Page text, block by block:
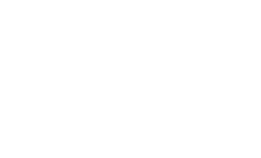
cookies om inhoud en advertenties te personaliseren,